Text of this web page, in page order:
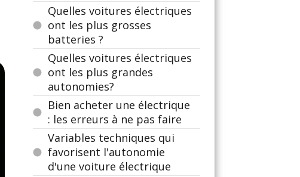
Quelles voitures électriques
ont les plus grosses
batteries ?
Quelles voitures électriques
ont les plus grandes
autonomies?
Bien acheter une électrique
: les erreurs à ne pas faire
Variables techniques qui
favorisent l'autonomie
d'une voiture électrique